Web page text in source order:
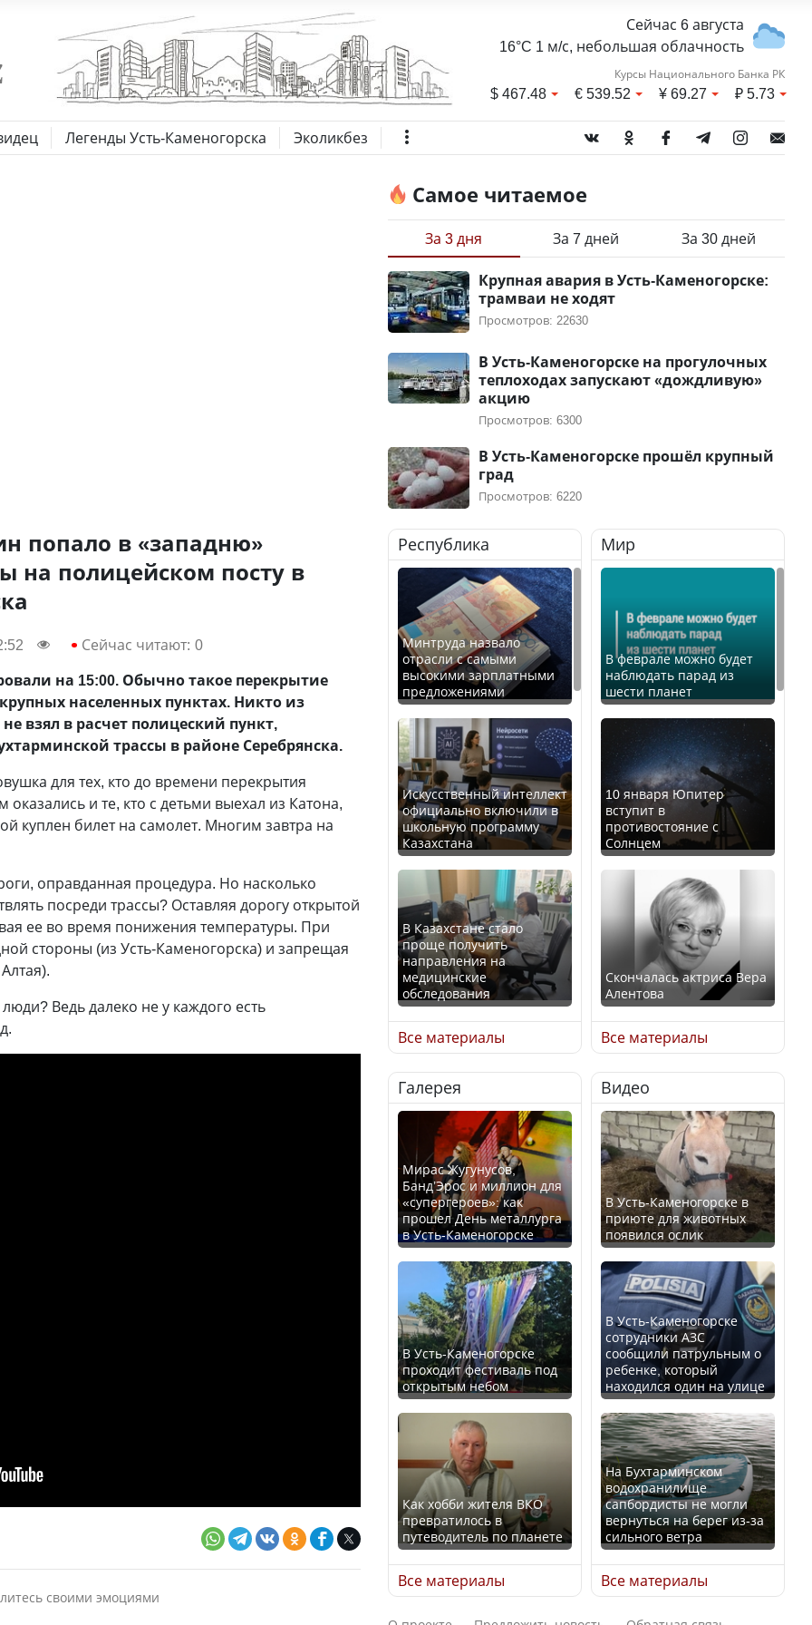
Сейчас 6 августа
16°C 1 м/с, небольшая облачность
Курсы Национального Банка РК
$467.48 €539.52 ¥69.27 ₽5.73
Легенды Усть-Каменогорска Эколикбез
попало в «западню»
на полицейском посту в
Сейчас читают: 0
на 15:00. Обычно такое перекрытие
населенных пунктах. Никто из
взял в расчет полицеский пункт,
трассы в районе Серебрянска.
для тех, кто до времени перекрытия
оказались и те, кто с детьми выехал из Катона,
куплен билет на самолет. Многим завтра на
оправданная процедура. Но насколько
посреди трассы? Оставляя дорогу открытой
ее во время понижения температуры. При
стороны (из Усть-Каменогорска) и запрещая
Ведь далеко не у каждого есть
своими эмоциями
Самое читаемое
За 3 дня За 7 дней За 30 дней
Крупная авария в Усть-Каменогорске:
трамваи не ходят
Просмотров: 22630
В Усть-Каменогорске на прогулочных
теплоходах запускают «дождливую»
акцию
Просмотров: 6300
В Усть-Каменогорске прошёл крупный
град
Просмотров: 6220
Республика
Минтруда назвало
отрасли с самыми
высокими зарплатными
предложениями
Искусственный интеллект
официально включили в
школьную программу
Казахстана
В Казахстане стало
проще получить
направления на
медицинские
обследования
Қазақстан Орталық Азия
елдері арасында әл-ауқат
индексінде көш бастады
Казахстан возглавил
рейтинг благополучия
среди стран Центральной
Азии
Будут ли представлены
интересы регионов в
Курултае?
Ең төменгі жалақы,
алимент, экология: жеті
партия сайлаушылармен
нені талқылап жатыр?
Все материалы
Мир
В феврале можно будет
наблюдать парад из
шести планет
10 января Юпитер
вступит в
противостояние с
Солнцем
Скончалась актриса Вера
Алентова
В РФ вынесен заочный
приговор по уголовному
делу об убийстве Игоря
Талькова
В России введены
дополнительные
ограничения для
казахстанских прав
Трамп официально
вступил в должность
президента США
Луну признали объектом
культурного наследия,
находящегося под
угрозой исчезновения
Все материалы
Галерея
Мирас Жугунусов,
Банд’Эрос и миллион для
«супергероев»: как
прошел День металлурга
в Усть-Каменогорске
В Усть-Каменогорске
проходит фестиваль под
открытым небом
Как хобби жителя ВКО
превратилось в
путеводитель по планете
Все материалы
Видео
В Усть-Каменогорске в
приюте для животных
появился ослик
В Усть-Каменогорске
сотрудники АЗС
сообщили патрульным о
ребенке, который
находился один на улице
На Бухтарминском
водохранилище
сапбордисты не могли
вернуться на берег из-за
сильного ветра
Все материалы